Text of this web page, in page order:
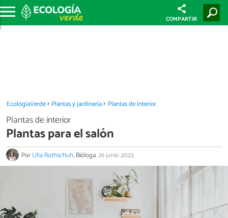
COMPARTIR
EcologíaVerde Plantas y jardinería Plantas de interior
Plantas de interior
Plantas para el salón
PorUlla Rothschuh, Bióloga.26 junio 2023